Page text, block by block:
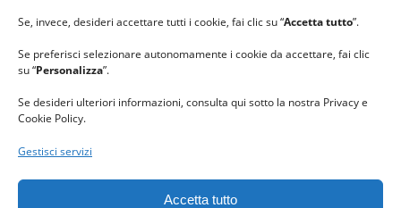
Se, invece, desideri accettare tutti i cookie, fai clic su “Accetta tutto”.
Se preferisci selezionare autonomamente i cookie da accettare, fai clic
su “Personalizza”.
Se desideri ulteriori informazioni, consulta qui sotto la nostra Privacy e
Cookie Policy.
Gestisci servizi
Accetta tutto